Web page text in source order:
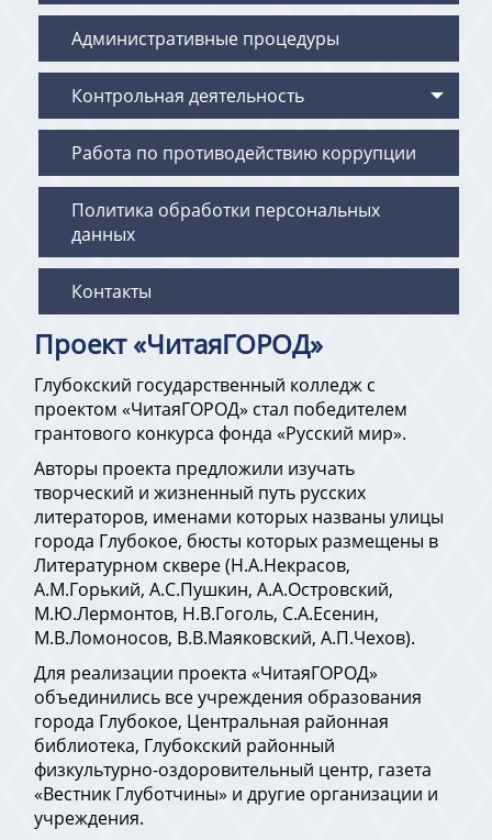
Административные процедуры
Контрольная деятельность
Работа по противодействию коррупции
Политика обработки персональных
данных
Контакты
Проект «ЧитаяГОРОД»
Глубокский государственный колледж с
проектом «ЧитаяГОРОД» стал победителем
грантового конкурса фонда «Русский мир».
Авторы проекта предложили изучать
творческий и жизненный путь русских
литераторов, именами которых названы улицы
города Глубокое, бюсты которых размещены в
Литературном сквере (Н.А.Некрасов,
А.М.Горький, А.С.Пушкин, А.А.Островский,
М.Ю.Лермонтов, Н.В.Гоголь, С.А.Есенин,
М.В.Ломоносов, В.В.Маяковский, А.П.Чехов).
Для реализации проекта «ЧитаяГОРОД»
объединились все учреждения образования
города Глубокое, Центральная районная
библиотека, Глубокский районный
физкультурно-оздоровительный центр, газета
«Вестник Глуботчины» и другие организации и
учреждения.